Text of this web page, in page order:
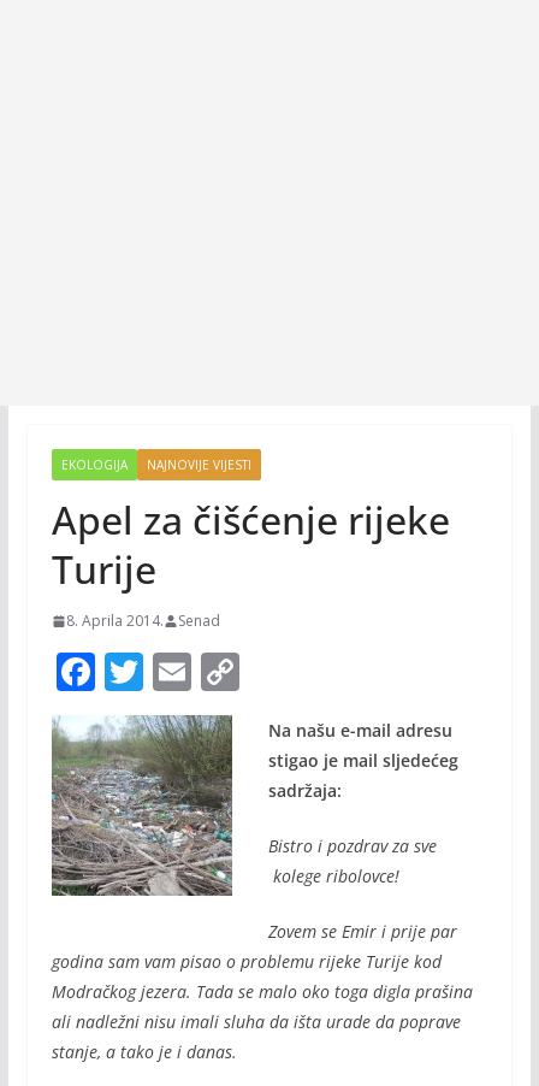
EKOLOGIJA NAJNOVIJE VIJESTI
Apel za čišćenje rijeke
Turije
8. Aprila 2014. Senad
F
ac
e
b
o
o
k
T
w
itt
er
E
m
ai
l
C
Na našu e-mail adresu
stigao je mail sljedećeg
sadržaja:
Bistro i pozdrav za sve
kolege ribolovce!
Zovem se Emir i prije par
godina sam vam pisao o problemu rijeke Turije kod
Modračkog jezera. Tada se malo oko toga digla prašina
ali nadležni nisu imali sluha da išta urade da poprave
stanje, a tako je i danas.